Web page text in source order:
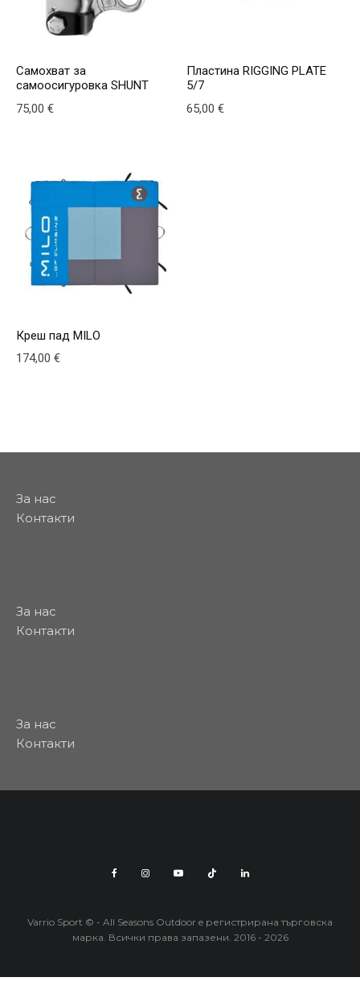
Самохват за
самоосигуровка SHUNT
75,00 €
Пластина RIGGING PLATE
5/7
65,00€
Креш пад MILO
174,00 €
За нас
Контакти
За нас
Контакти
За нас
Контакти
Varrio Sport © - All Seasons Outdoor e регистрирана търговска
марка. Всички права запазени. 2016 - 2026